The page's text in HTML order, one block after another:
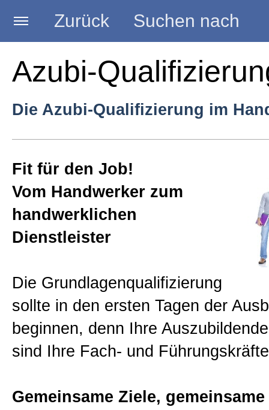
Zurück Suchen nach
Startseite
AKTUELLES
Vorträge
Beratungen
Klaus Steinseifer
Bücher
Azubi-
Die Azubi-Qualifizierung im
Fit für den Job!
Vom Handwerker zum
handwerklichen
Dienstleister
Die Grundlagenqualifizierung
sollte in den ersten Tagen der
beginnen, denn Ihre
sind Ihre Fach- und
Gemeinsame Ziele, gemeinsame